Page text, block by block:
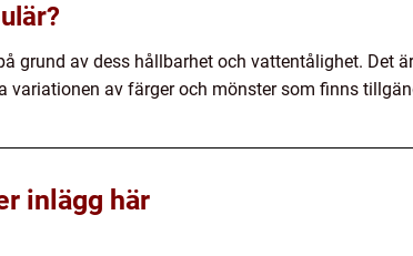
grund av dess hållbarhet och vattentålighet. Det
variationen av färger och mönster som finns
inlägg här